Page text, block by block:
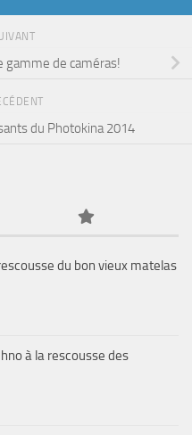
gamme de caméras!
du Photokina 2014
du bon vieux matelas
à la rescousse des